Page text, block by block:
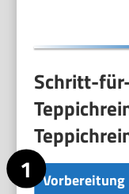
Schritt-
Vorbereitung